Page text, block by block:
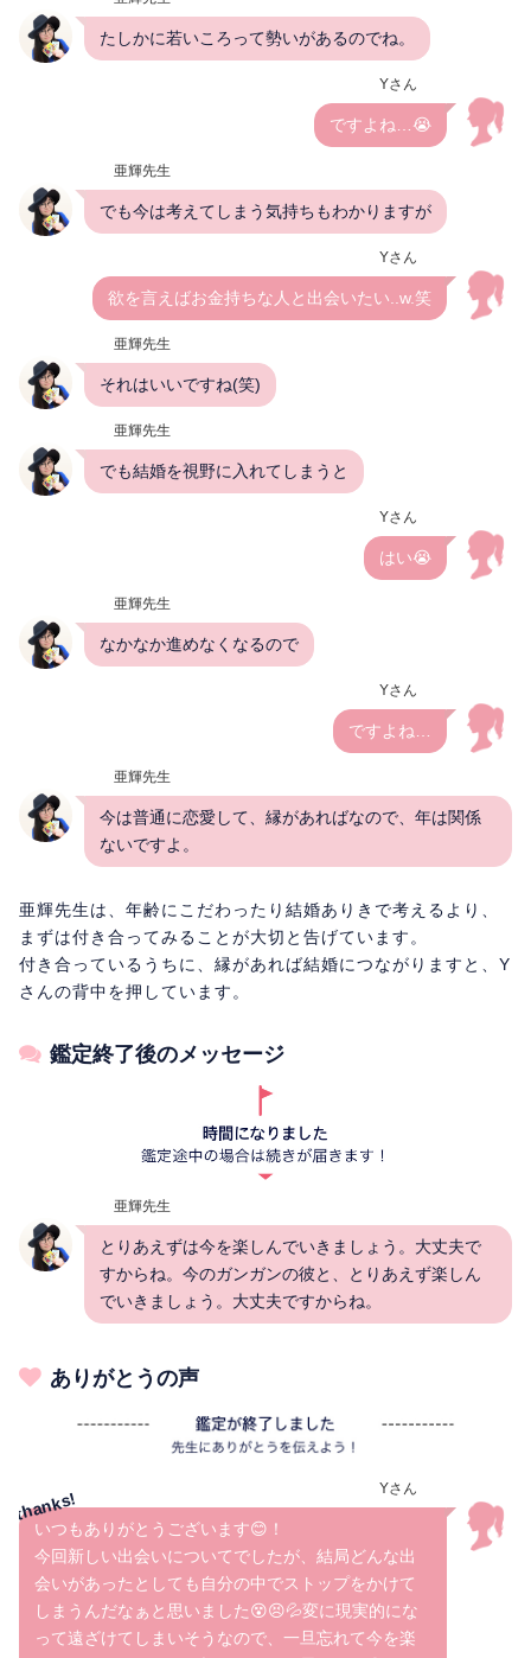
たしかに若いころって勢いがあるのでね。
Yさん
ですよね…😭
亜輝先生
でも今は考えてしまう気持ちもわかりますが
Yさん
欲を言えばお金持ちな人と出会いたい..w.笑
亜輝先生
それはいいですね(笑)
亜輝先生
でも結婚を視野に入れてしまうと
Yさん
はい😭
亜輝先生
なかなか進めなくなるので
Yさん
ですよね…
亜輝先生
今は普通に恋愛して、縁があればなので、年は関係
ないですよ。
亜輝先生は、年齢にこだわったり結婚ありきで考えるより、
まずは付き合ってみることが大切と告げています。
付き合っているうちに、縁があれば結婚につながりますと、Y
さんの背中を押しています。
鑑定終了後のメッセージ
亜輝先生
とりあえずは今を楽しんでいきましょう。大丈夫で
すからね。今のガンガンの彼と、とりあえず楽しん
でいきましょう。大丈夫ですからね。
ありがとうの声
Yさん
いつもありがとうございます😊！
今回新しい出会いについてでしたが、結局どんな出
会いがあったとしても自分の中でストップをかけて
しまうんだなぁと思いました😵😣💦変に現実的にな
って遠ざけてしまいそうなので、一旦忘れて今を楽